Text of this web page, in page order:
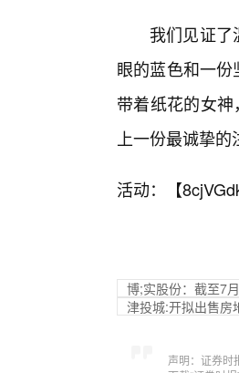
我们见证
眼的蓝色和一
带着纸花的女
上一份最诚挚的
活动：【
博;实股份：截至7
津投城:开拟出售房
声明：证券时